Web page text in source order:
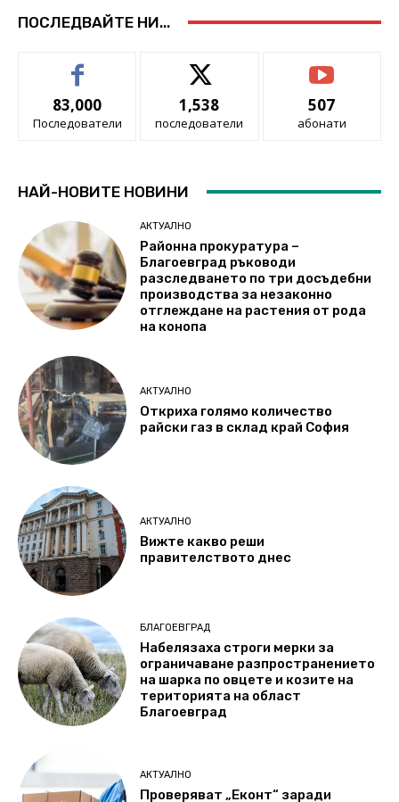
ПОСЛЕДВАЙТЕ НИ...
83,000
Последователи
1,538
последователи
507
абонати
НАЙ-НОВИТЕ НОВИНИ
АКТУАЛНО
Районна прокуратура –
Благоевград ръководи
разследването по три досъдебни
производства за незаконно
отглеждане на растения от рода
на конопа
АКТУАЛНО
Откриха голямо количество
райски газ в склад край София
АКТУАЛНО
Вижте какво реши
правителството днес
БЛАГОЕВГРАД
Набелязаха строги мерки за
ограничаване разпространението
на шарка по овцете и козите на
територията на област
Благоевград
АКТУАЛНО
Проверяват „Еконт“ заради